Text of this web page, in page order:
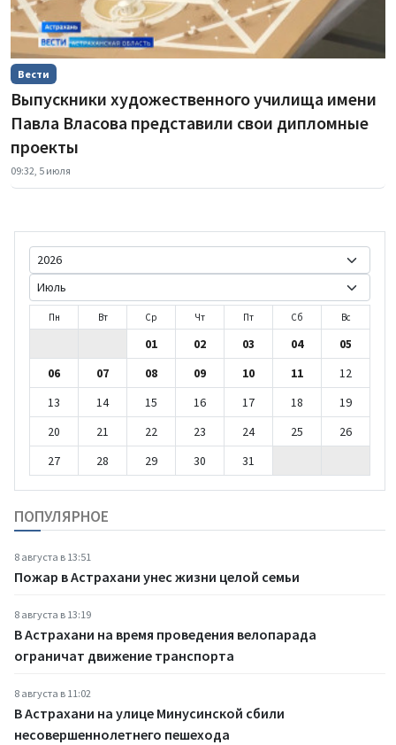
Вести
Выпускники художественного училища имени
Павла Власова представили свои дипломные
проекты
09:32, 5 июля
Пн Вт Ср Чт Пт Сб Вс
01 02 03 04
05
06
07 08 09 10 11
12
13
14 15 16 17 18
19
20
21 22 23 24 25
26
27
28 29 30 31
ПОПУЛЯРНОЕ
8 августа в 13:51
Пожар в Астрахани унес жизни целой семьи
8 августа в 13:19
В Астрахани на время проведения велопарада
ограничат движение транспорта
8 августа в 11:02
В Астрахани на улице Минусинской сбили
несовершеннолетнего пешехода